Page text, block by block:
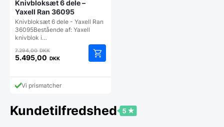
Knivbloksæt 6 dele –
Yaxell Ran 36095
Knivbloksæt 6 dele - Yaxell Ran
36095Bestående af: Yaxell
knivblok i…
7.294,00DKKDen
oprindelige
var:
7.294,00 DKK.
5.495,00 DKK
aktuelle
prisVi prismatcher
Kundetilfredshed